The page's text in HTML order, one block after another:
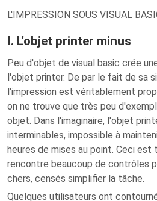
L'IMPRESSION SOUS VISUAL
I. L'objet printer minus
Peu d'objet de visual basic crée
l'objet printer. De par le fait de sa
l'impression est véritablement
on ne trouve que très peu
objet. Dans l'imaginaire, l'objet
interminables, impossible à
heures de mises au point. Ceci est
rencontre beaucoup de contrôles
chers, censés simplifier la tâche.
Quelques utilisateurs ont